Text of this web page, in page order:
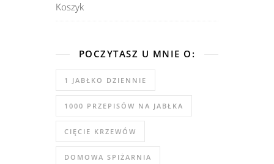
Koszyk
POCZYTASZ U MNIE O:
1 JABŁKO DZIENNIE
1000 PRZEPISÓW NA JABŁKA
CIĘCIE KRZEWÓW
DOMOWA SPIŻARNIA